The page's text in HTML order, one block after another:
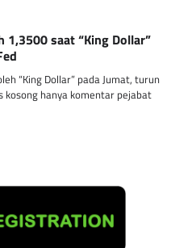
1,3500 saat “King Dollar”
“King Dollar” pada Jumat, turun
kosong hanya komentar pejabat